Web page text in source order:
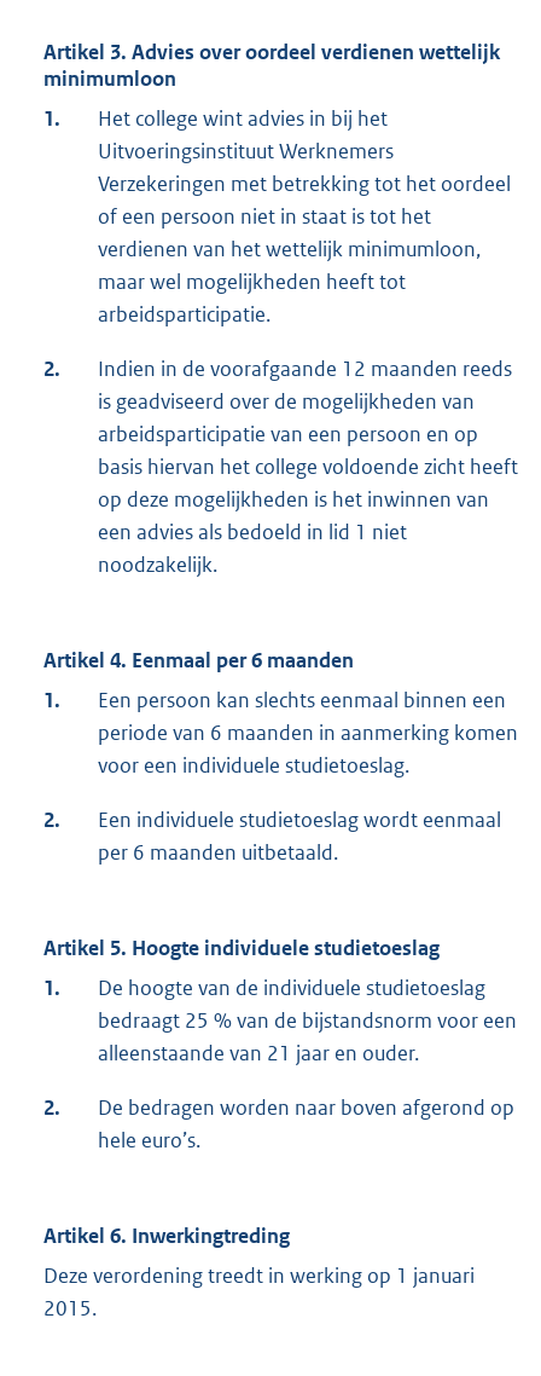
Artikel 3. Advies over oordeel verdienen wettelijk
minimumloon
1.
Het college wint advies in bij het
Uitvoeringsinstituut Werknemers
Verzekeringen met betrekking tot het oordeel
of een persoon niet in staat is tot het
verdienen van het wettelijk minimumloon,
maar wel mogelijkheden heeft tot
arbeidsparticipatie.
2.
Indien in de voorafgaande 12 maanden reeds
is geadviseerd over de mogelijkheden van
arbeidsparticipatie van een persoon en op
basis hiervan het college voldoende zicht heeft
op deze mogelijkheden is het inwinnen van
een advies als bedoeld in lid 1 niet
noodzakelijk.
Artikel 4. Eenmaal per 6 maanden
1.
Een persoon kan slechts eenmaal binnen een
periode van 6 maanden in aanmerking komen
voor een individuele studietoeslag.
2.
Een individuele studietoeslag wordt eenmaal
per 6 maanden uitbetaald.
Artikel 5. Hoogte individuele studietoeslag
1.
De hoogte van de individuele studietoeslag
bedraagt 25 % van de bijstandsnorm voor een
alleenstaande van 21 jaar en ouder.
2.
De bedragen worden naar boven afgerond op
hele euro’s.
Artikel 6. Inwerkingtreding
Deze verordening treedt in werking op 1 januari
2015.